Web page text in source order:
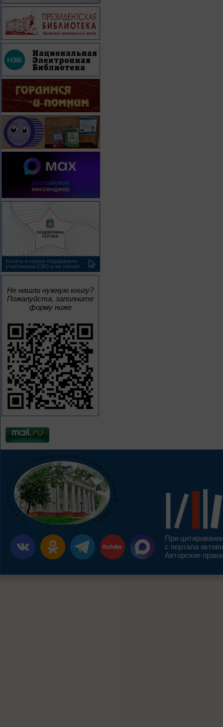
Не нашли нужную книгу?
Пожалуйста, заполните
форму ниже
При
с портала
Авторские